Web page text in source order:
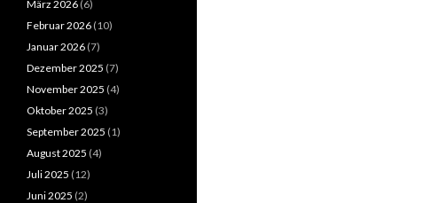
März 2026 (6)
Februar 2026 (10)
Januar 2026 (7)
Dezember 2025 (7)
November 2025 (4)
Oktober 2025 (3)
September 2025 (1)
August 2025 (4)
Juli 2025 (12)
Juni 2025 (2)